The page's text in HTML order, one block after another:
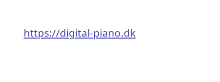
https://digital-piano.dk